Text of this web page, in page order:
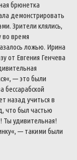
брюнетка
демонстрировать
. Зрители клялись,
во время
ложью. Ирина
от Евгения Генчева
«, —это были
бессарабской
назад учиться в
, что был частью
! Ты удивительная!
«, — такими были